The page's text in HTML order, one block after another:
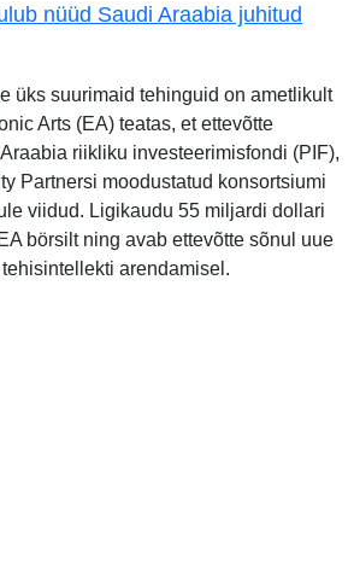
nüüd Saudi Araabia juhitud
üks suurimaid tehinguid on ametlikult
Arts (EA) teatas, et ettevõtte
riikliku investeerimisfondi (PIF),
Partnersi moodustatud konsortsiumi
viidud. Ligikaudu 55 miljardi dollari
börsilt ning avab ettevõtte sõnul uue
arendamisel.